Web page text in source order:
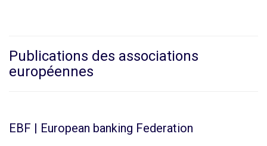
Publications des associations
européennes
EBF | European banking Federation